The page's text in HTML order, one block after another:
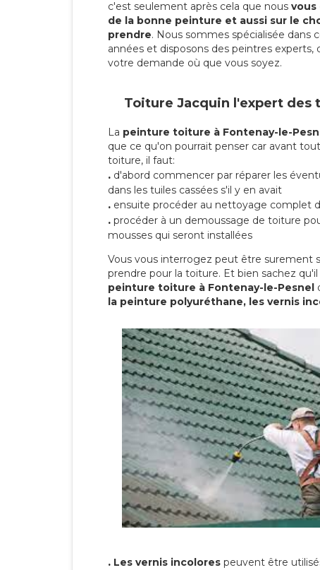
c'est seulement après cela que nous vous
de la bonne peinture et aussi sur le
prendre. Nous sommes spécialisée dans
années et disposons des peintres experts,
votre demande où que vous soyez.
Toiture Jacquin l'expert des
La peinture toiture à Fontenay-le-
que ce qu'on pourrait penser car avant
toiture, il faut:
. d'abord commencer par réparer les
dans les tuiles cassées s'il y en avait
. ensuite procéder au nettoyage complet
. procéder à un demoussage de toiture
mousses qui seront installées
Vous vous interrogez peut être surement
prendre pour la toiture. Et bien sachez
peinture toiture à Fontenay-le-Pesnel
la peinture polyuréthane, les vernis
. Les vernis incolores peuvent être